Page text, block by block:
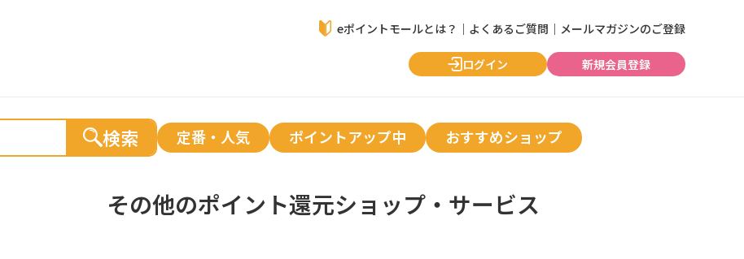
eポイントモールとは？ ｜ よくあるご質問 ｜ メールマガジンのご登録
ログイン 新規会員登録
検索 定番・人気 ポイントアップ中 おすすめショップ
その他のポイント還元ショップ・サービス